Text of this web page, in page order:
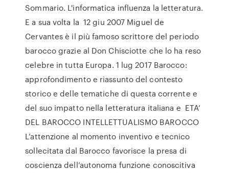
Sommario. L'informatica influenza la letteratura.
E a sua volta la 12 giu 2007 Miguel de
Cervantes è il più famoso scrittore del periodo
barocco grazie al Don Chisciotte che lo ha reso
celebre in tutta Europa. 1 lug 2017 Barocco:
approfondimento e riassunto del contesto
storico e delle tematiche di questa corrente e
del suo impatto nella letteratura italiana e ETA’
DEL BAROCCO INTELLETTUALISMO BAROCCO
L’attenzione al momento inventivo e tecnico
sollecitata dal Barocco favorisce la presa di
coscienza dell’autonoma funzione conoscitiva